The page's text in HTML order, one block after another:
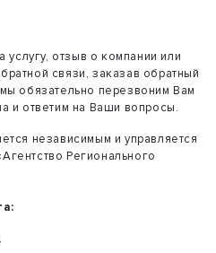
услугу, отзыв о компании или
связи, заказав обратный
обязательно перезвоним Вам
и ответим на Ваши вопросы.
независимым и управляется
Регионального